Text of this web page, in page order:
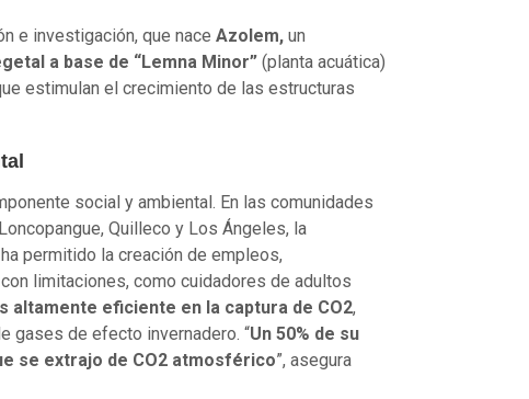
e investigación, que nace Azolem, un
a base de “Lemna Minor” (planta acuática)
estimulan el crecimiento de las estructuras
social y ambiental. En las comunidades
Quilleco y Los Ángeles, la
permitido la creación de empleos,
limitaciones, como cuidadores de adultos
altamente eficiente en la captura de CO2,
gases de efecto invernadero. “Un 50% de su
se extrajo de CO2 atmosférico”, asegura